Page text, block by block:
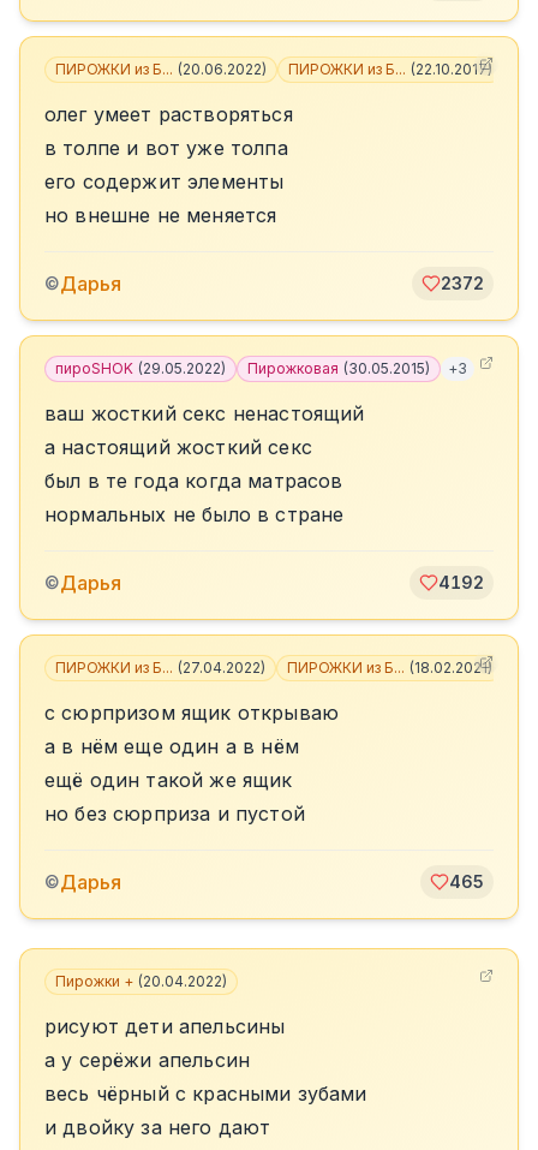
ПИРОЖКИ из Б... (20.06.2022) ПИРОЖКИ из Б... (22.10.2017)
олег умеет растворяться
в толпе и вот уже толпа
его содержит элементы
но внешне не меняется
©Дарья 2372
пироSHOK (29.05.2022) Пирожковая (30.05.2015) +3
ваш жосткий секс ненастоящий
а настоящий жосткий секс
был в те года когда матрасов
нормальных не было в стране
©Дарья 4192
ПИРОЖКИ из Б... (27.04.2022) ПИРОЖКИ из Б... (18.02.2021)
с сюрпризом ящик открываю
а в нём еще один а в нём
ещё один такой же ящик
но без сюрприза и пустой
©Дарья 465
Пирожки + (20.04.2022)
рисуют дети апельсины
а у серёжи апельсин
весь чёрный с красными зубами
и двойку за него дают